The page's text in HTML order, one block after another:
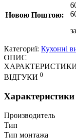
Новою Поштою:
за
Категориї: Кухонні
ОПИС
ВІДГУКИ 0
Характеристики
Производитель
Тип
Тип монтажа